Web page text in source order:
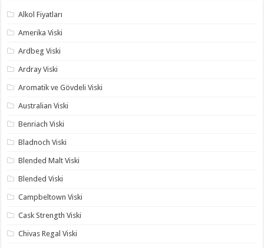
Alkol Fiyatları
Amerika Viski
Ardbeg Viski
Ardray Viski
Aromatik ve Gövdeli Viski
Australian Viski
Benriach Viski
Bladnoch Viski
Blended Malt Viski
Blended Viski
Campbeltown Viski
Cask Strength Viski
Chivas Regal Viski